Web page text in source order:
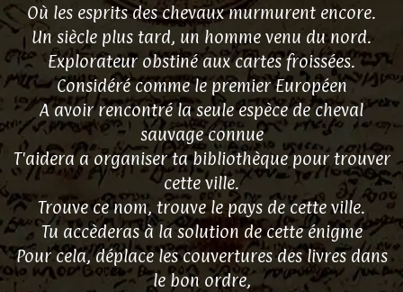
Où les esprits des chevaux murmurent encore.
Un siècle plus tard, un homme venu du nord.
Explorateur obstiné aux cartes froissées.
Considéré comme le premier Européen
A avoir rencontré la seule espèce de cheval
sauvage connue
T'aidera a organiser ta bibliothèque pour trouver
cette ville.
Trouve ce nom, trouve le pays de cette ville.
Tu accèderas à la solution de cette énigme
Pour cela, déplace les couvertures des livres dans
le bon ordre,